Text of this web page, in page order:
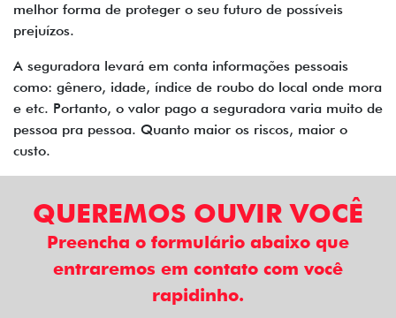
melhor forma de proteger o seu futuro de possíveis
prejuízos.
A seguradora levará em conta informações pessoais
como: gênero, idade, índice de roubo do local onde mora
e etc. Portanto, o valor pago a seguradora varia muito de
pessoa pra pessoa. Quanto maior os riscos, maior o
custo.
QUEREMOS OUVIR VOCÊ
Preencha o formulário abaixo que
entraremos em contato com você
rapidinho.